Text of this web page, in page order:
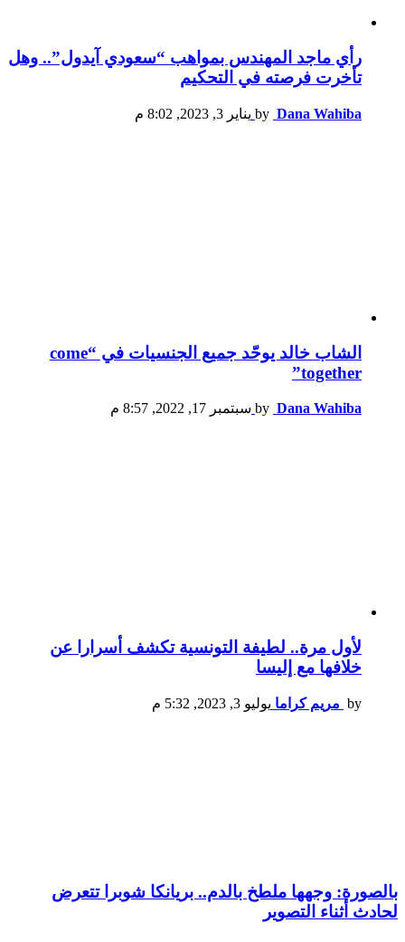
رأي ماجد المهندس بمواهب “سعودي آيدول”.. وهل
تأخرت فرصته في التحكيم
by Dana Wahiba يناير 3, 2023, 8:02 م
الشاب خالد يوحّد جميع الجنسيات في “come
together”
by Dana Wahiba سبتمبر 17, 2022, 8:57 م
لأول مرة.. لطيفة التونسية تكشف أسرارا عن
خلافها مع إليسا
by مريم كراما يوليو 3, 2023, 5:32 م
بالصورة: وجهها ملطخ بالدم.. بريانكا شوبرا تتعرض
لحادث أثناء التصوير